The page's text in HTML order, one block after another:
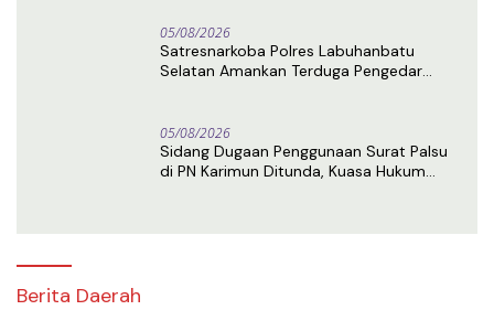
05/08/2026
Satresnarkoba Polres Labuhanbatu
Selatan Amankan Terduga Pengedar
05/08/2026
Sidang Dugaan Penggunaan Surat Palsu
di PN Karimun Ditunda, Kuasa Hukum
Berita Daerah